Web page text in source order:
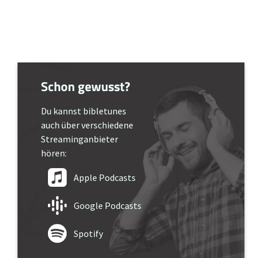
Schon gewusst?
Du kannst bibletunes
auch über verschiedene
Streaminganbieter
hören:
Apple Podcasts
Google Podcasts
Spotify